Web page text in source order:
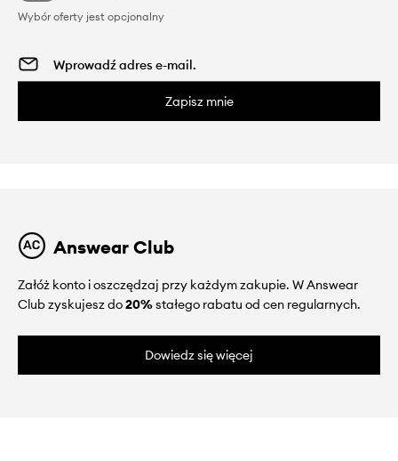
Wybór oferty jest opcjonalny
Zapisz mnie
Answear Club
Załóż konto i oszczędzaj przy każdym zakupie. W Answear
Club zyskujesz do20%stałego rabatu od cen regularnych.
Dowiedz się więcej